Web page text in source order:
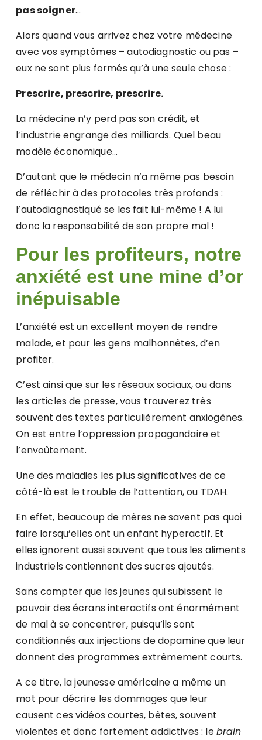
pas soigner…
Alors quand vous arrivez chez votre médecine
avec vos symptômes – autodiagnostic ou pas –
eux ne sont plus formés qu’à une seule chose :
Prescrire, prescrire, prescrire.
La médecine n’y perd pas son crédit, et
l’industrie engrange des milliards. Quel beau
modèle économique…
D’autant que le médecin n’a même pas besoin
de réfléchir à des protocoles très profonds :
l’autodiagnostiqué se les fait lui-même ! A lui
donc la responsabilité de son propre mal !
Pour les profiteurs, notre
anxiété est une mine d’or
inépuisable
L’anxiété est un excellent moyen de rendre
malade, et pour les gens malhonnêtes, d’en
profiter.
C’est ainsi que sur les réseaux sociaux, ou dans
les articles de presse, vous trouverez très
souvent des textes particulièrement anxiogènes.
On est entre l’oppression propagandaire et
l’envoûtement.
Une des maladies les plus significatives de ce
côté-là est le trouble de l’attention, ou TDAH.
En effet, beaucoup de mères ne savent pas quoi
faire lorsqu’elles ont un enfant hyperactif. Et
elles ignorent aussi souvent que tous les aliments
industriels contiennent des sucres ajoutés.
Sans compter que les jeunes qui subissent le
pouvoir des écrans interactifs ont énormément
de mal à se concentrer, puisqu’ils sont
conditionnés aux injections de dopamine que leur
donnent des programmes extrêmement courts.
A ce titre, la jeunesse américaine a même un
mot pour décrire les dommages que leur
causent ces vidéos courtes, bêtes, souvent
violentes et donc fortement addictives : lebrain